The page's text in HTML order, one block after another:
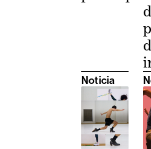
Noticia